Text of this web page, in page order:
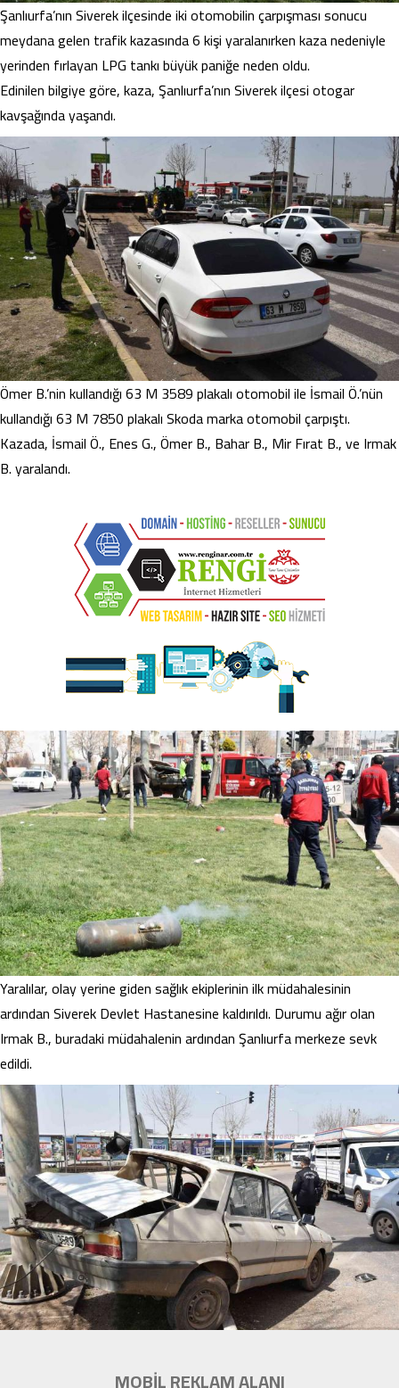
Şanlıurfa’nın Siverek ilçesinde iki otomobilin çarpışması sonucu
meydana gelen trafik kazasında 6 kişi yaralanırken kaza nedeniyle
yerinden fırlayan LPG tankı büyük paniğe neden oldu.
Edinilen bilgiye göre, kaza, Şanlıurfa’nın Siverek ilçesi otogar
kavşağında yaşandı.
Ömer B.’nin kullandığı 63 M 3589 plakalı otomobil ile İsmail Ö.’nün
kullandığı 63 M 7850 plakalı Skoda marka otomobil çarpıştı.
Kazada, İsmail Ö., Enes G., Ömer B., Bahar B., Mir Fırat B., ve Irmak
B. yaralandı.
Yaralılar, olay yerine giden sağlık ekiplerinin ilk müdahalesinin
ardından Siverek Devlet Hastanesine kaldırıldı. Durumu ağır olan
Irmak B., buradaki müdahalenin ardından Şanlıurfa merkeze sevk
edildi.
MOBİL REKLAM ALANI